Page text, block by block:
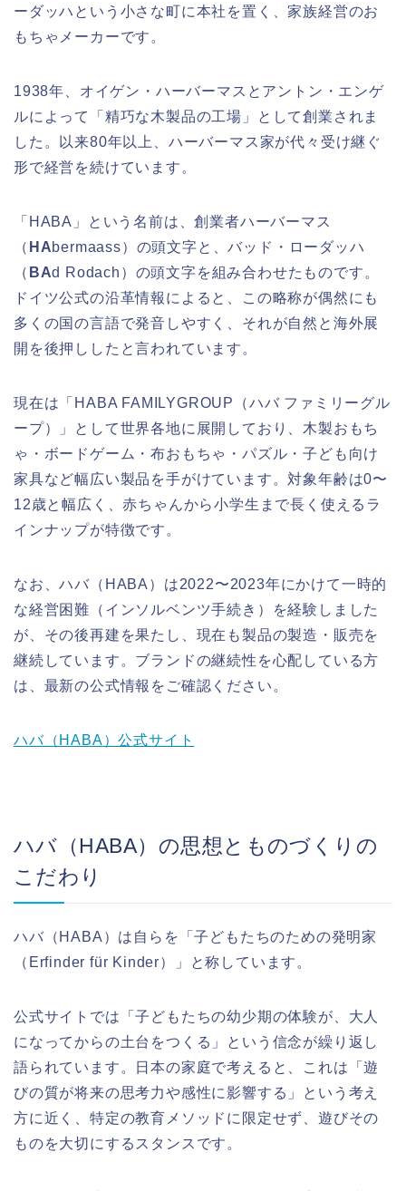
ーダッハという小さな町に本社を置く、家族経営のお
もちゃメーカーです。
1938年、オイゲン・ハーバーマスとアントン・エンゲ
ルによって「精巧な木製品の工場」として創業されま
した。以来80年以上、ハーバーマス家が代々受け継ぐ
形で経営を続けています。
「HABA」という名前は、創業者ハーバーマス
（ HAbermaass）の頭文字と、バッド・ローダッハ
（ BAd Rodach）の頭文字を組み合わせたものです。
ドイツ公式の沿革情報によると、この略称が偶然にも
多くの国の言語で発音しやすく、それが自然と海外展
開を後押ししたと言われています。
現在は「HABA FAMILYGROUP（ハバ ファミリーグル
ープ）」として世界各地に展開しており、木製おもち
ゃ・ボードゲーム・布おもちゃ・パズル・子ども向け
家具など幅広い製品を手がけています。対象年齢は0〜
12歳と幅広く、赤ちゃんから小学生まで長く使えるラ
インナップが特徴です。
なお、ハバ（HABA）は2022〜2023年にかけて一時的
な経営困難（インソルベンツ手続き）を経験しました
が、その後再建を果たし、現在も製品の製造・販売を
継続しています。ブランドの継続性を心配している方
は、最新の公式情報をご確認ください。
ハバ（HABA）公式サイト
ハバ（HABA）の思想とものづくりの
こだわり
ハバ（HABA）は自らを「子どもたちのための発明家
（Erfinder für Kinder）」と称しています。
公式サイトでは「子どもたちの幼少期の体験が、大人
になってからの土台をつくる」という信念が繰り返し
語られています。日本の家庭で考えると、これは「遊
びの質が将来の思考力や感性に影響する」という考え
方に近く、特定の教育メソッドに限定せず、遊びその
ものを大切にするスタンスです。